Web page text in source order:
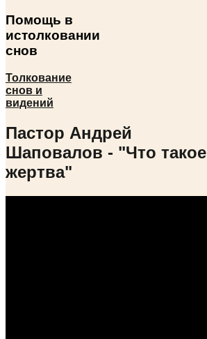
Помощь в
истолковании
снов
Толкование
снов и
видений
Пастор Андрей
Шаповалов - "Что такое
жертва"